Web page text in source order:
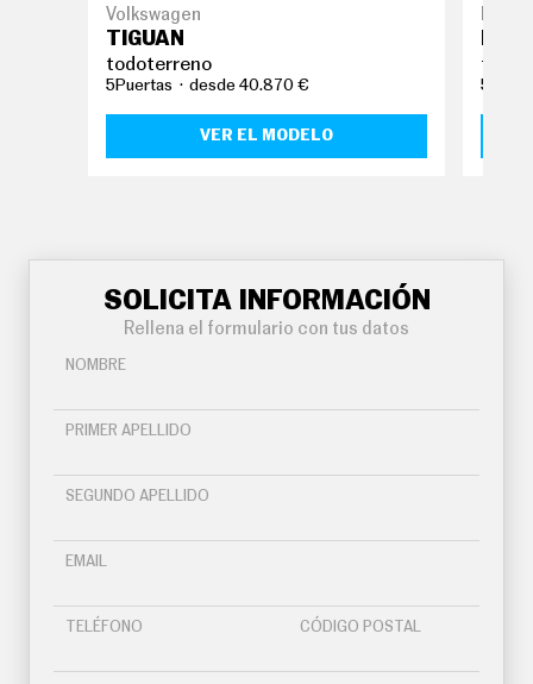
Volkswagen
TIGUAN
todoterreno
5Puertas desde 40.870 €
VER EL MODELO
SOLICITA INFORMACIÓN
Rellena el formulario con tus datos
NOMBRE
PRIMER APELLIDO
SEGUNDO APELLIDO
EMAIL
TELÉFONO CÓDIGO POSTAL